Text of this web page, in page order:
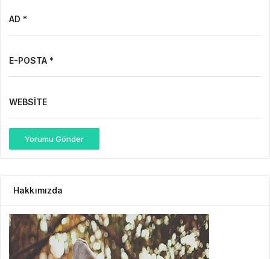
AD *
E-POSTA *
WEBSITE
Yorumu Gönder
Hakkımızda